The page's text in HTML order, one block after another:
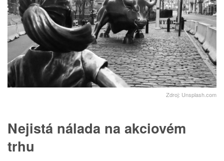
Zdroj: Unsplash.com
Nejistá nálada na akciovém
trhu